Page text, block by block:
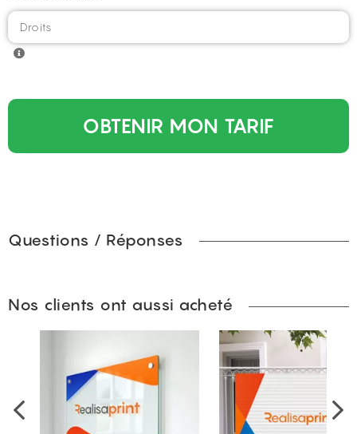
OBTENIR MON TARIF
Questions / Réponses
Nos clients ont aussi acheté